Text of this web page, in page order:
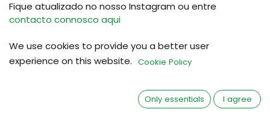
Fique atualizado no nosso Instagram ou entre
contacto connosco aqui
SIGA-NOS EM
We use cookies to provide you a better user
experience on this website. Cookie Policy
Only essentials I agree